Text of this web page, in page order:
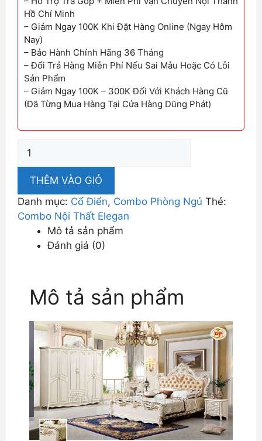
Hồ Chí Minh
– Giảm Ngay 100K Khi Đặt Hàng Online (Ngay Hôm
Nay)
– Bảo Hành Chính Hãng 36 Tháng
– Đổi Trả Hàng Miễn Phí Nếu Sai Mẫu Hoặc Có Lỗi
Sản Phẩm
– Giảm Ngay 100K – 300K Đối Với Khách Hàng Cũ
(Đã Từng Mua Hàng Tại Cửa Hàng Dũng Phát)
Phòng
Ngủ
số
lượng
THÊM VÀO GIỎ
Danh mục: Cổ Điển, Combo Phòng Ngủ Thẻ:
Combo Nội Thất Elegan
Mô tả sản phẩm
Đánh giá (0)
Mô tả sản phẩm